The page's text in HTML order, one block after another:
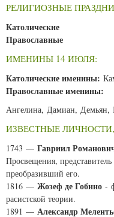
РЕЛИГИОЗНЫЕ
Католические
Православные
ИМЕНИНЫ 14 ИЮЛЯ:
Католические именины:
Православные именины:
Ангелина, Дамиан, Демьян,
ИЗВЕСТНЫЕ
1743 — Гавриил
Просвещения,
преобразивший его.
1816 — Жозеф де Гобино -
расистской теории.
1891 — Александр